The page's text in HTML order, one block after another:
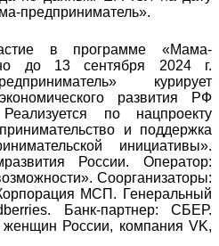
предприниматель».
в программе «Мама-
до 13 сентября 2024 г.
курирует
развития РФ
по нацпроекту
и поддержка
инициативы».
России. Оператор:
Соорганизаторы:
МСП. Генеральный
Банк-партнер: СБЕР.
России, компания VK,